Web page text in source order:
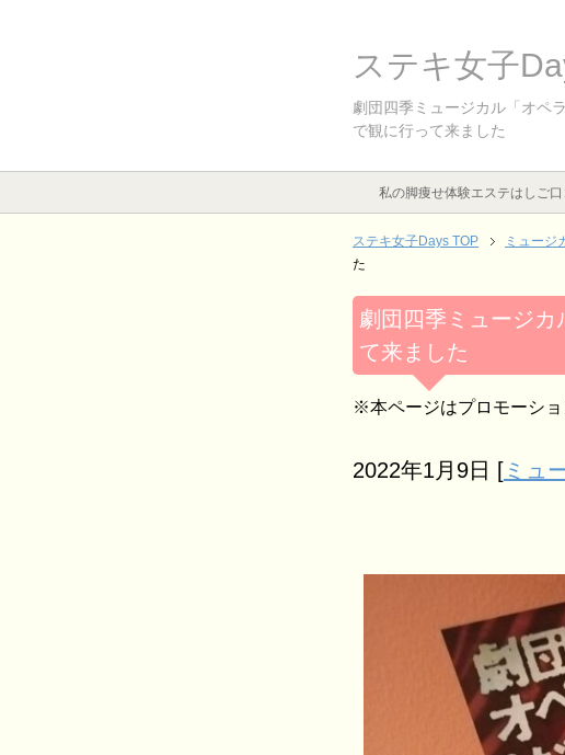
ステキ女子
劇団四季ミュージカル「オペ
で観に行って来ました
私の脚痩せ体験エステはしご
ステキ女子Days TOP ミュージ
た
劇団四季ミュージカ
て来ました
※本ページはプロモーシ
2022年1月9日 [ ミュ